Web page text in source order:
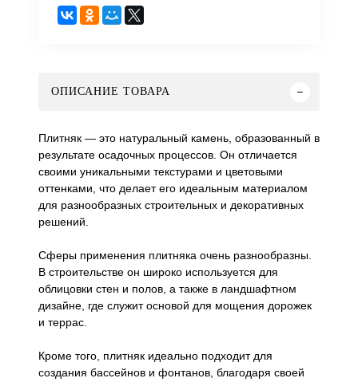
ОПИСАНИЕ ТОВАРА
Плитняк — это натуральный камень, образованный в
результате осадочных процессов. Он отличается
своими уникальными текстурами и цветовыми
оттенками, что делает его идеальным материалом
для разнообразных строительных и декоративных
решений.
Сферы применения плитняка очень разнообразны.
В строительстве он широко используется для
облицовки стен и полов, а также в ландшафтном
дизайне, где служит основой для мощения дорожек
и террас.
Кроме того, плитняк идеально подходит для
создания бассейнов и фонтанов, благодаря своей